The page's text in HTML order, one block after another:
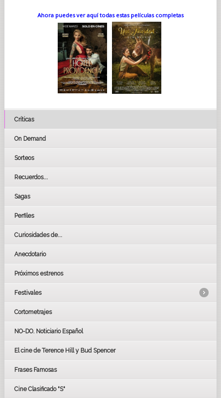
Ahora puedes ver aquí todas estas películas completas
Críticas
On Demand
Sorteos
Recuerdos...
Sagas
Perfiles
Curiosidades de...
Anecdotario
Próximos estrenos
Festivales
LOS OSCARS
GOYAS
BAFTA
Cortometrajes
NO-DO. Noticiario Español
El cine de Terence Hill y Bud Spencer
Frases Famosas
Cine Clasificado "S"